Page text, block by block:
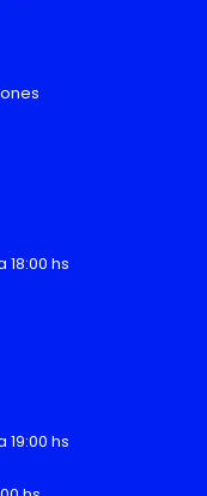
18:00 hs
19:00 hs